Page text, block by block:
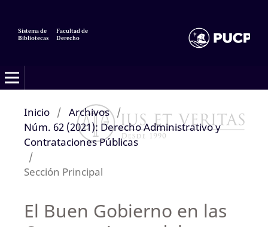
Sistema de
Bibliotecas
Facultad de
Derecho
Inicio / Archivos /
Núm. 62 (2021): Derecho Administrativo y
Contrataciones Públicas
/
Sección Principal
El Buen Gobierno en las